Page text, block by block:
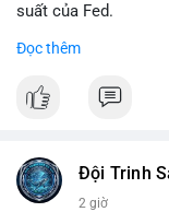
suất của Fed.
theo.
#bitcoin #btc
#vlikevn #titanbot
Đọc thêm
Đội Trinh
2 giờ